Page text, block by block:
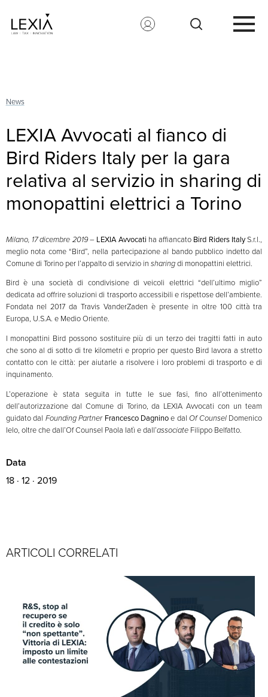
News
LEXIA Avvocati al fianco di
Bird Riders Italy per la gara
relativa al servizio in sharing di
monopattini elettrici a Torino
Milano, 17 dicembre 2019– LEXIA Avvocati ha affiancato Bird Riders ItalyS.r.l.,
meglio nota come “Bird”, nella partecipazione al bando pubblico indetto dal
Comune di Torino per l’appalto di servizio in sharingdi monopattini elettrici.
Bird è una società di condivisione di veicoli elettrici “dell’ultimo miglio”
dedicata ad offrire soluzioni di trasporto accessibili e rispettose dell’ambiente.
Fondata nel 2017 da Travis VanderZaden è presente in oltre 100 città tra
Europa, U.S.A. e Medio Oriente.
I monopattini Bird possono sostituire più di un terzo dei tragitti fatti in auto
che sono al di sotto di tre kilometri e proprio per questo Bird lavora a stretto
contatto con le città: per aiutarle a risolvere i loro problemi di trasporto e di
inquinamento.
L’operazione è stata seguita in tutte le sue fasi, fino all’ottenimento
dell’autorizzazione dal Comune di Torino, da LEXIA Avvocati con un team
guidato dal Founding Partner Francesco Dagninoe dalOf CounselDomenico
Ielo, oltre che dall’Of Counsel Paola Iatì e dall’associateFilippo Belfatto.
Data
18 · 12 · 2019
ARTICOLI CORRELATI